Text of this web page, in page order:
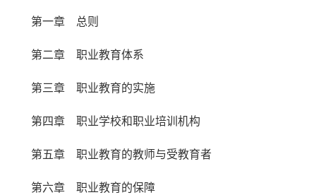
第一章 总则
第二章 职业教育体系
第三章 职业教育的实施
第四章 职业学校和职业培训机构
第五章 职业教育的教师与受教育者
第六章 职业教育的保障